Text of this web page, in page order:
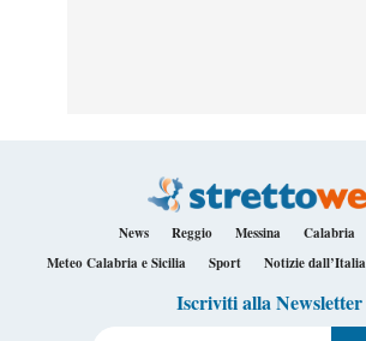
News Reggio Messina Calabria
Meteo Calabria e Sicilia
Sport Notizie dall’Italia
Iscriviti alla Newsletter